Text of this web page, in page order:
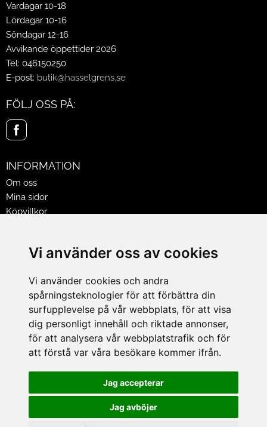
Vi använder oss av cookies
Vi använder cookies och andra
spårningsteknologier för att förbättra din
surfupplevelse på vår webbplats, för att visa
dig personligt innehåll och riktade annonser,
för att analysera vår webbplatstrafik och för
att förstå var våra besökare kommer ifrån.
Jag accepterar
Jag avböjer
Vardagar 10-18
Lördagar 10-16
Söndagar 12-16
Avvikande öppettider 2026
Tel: 046150250
E-post: butik@hasselgrens.se
FÖLJ OSS PÅ:
INFORMATION
Om oss
Mina sidor
Köpvillkor
Jobba på Hasselgrens
LEVERANS
BETALNINGSSÄTT
I butiken i Lund kan du betala med Visa, Mastercard, Lund
City presentkort och kontanter.